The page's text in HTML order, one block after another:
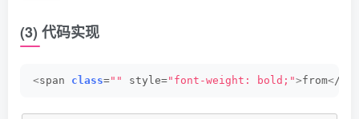
(3) 代码实现
<span class="" style="font-weight: bold;">from</